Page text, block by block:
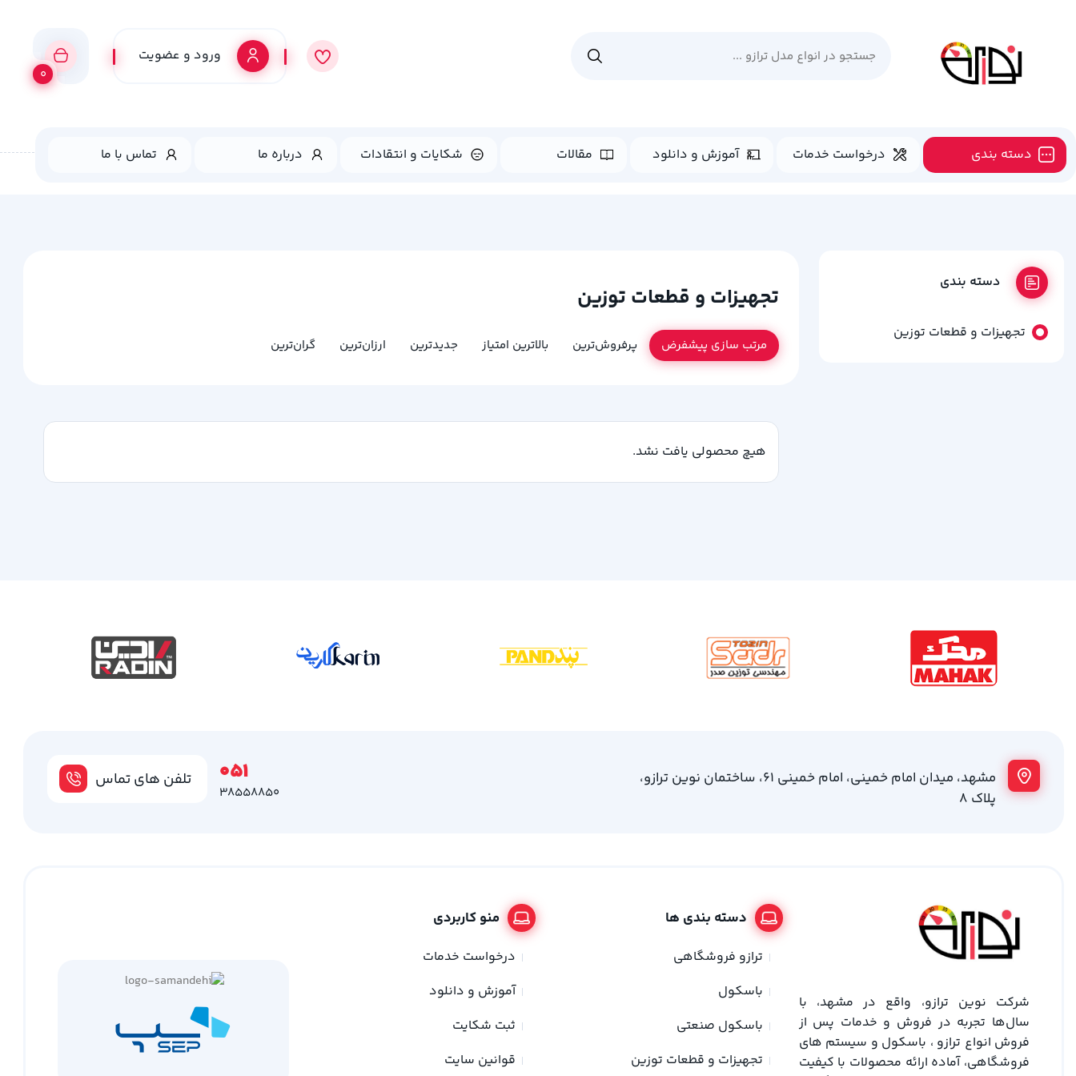
ورود و عضویت
0
دسته بندی درخواست خدمات آموزش و دانلود مقالات شکایات و انتقادات درباره ما تماس با ما
دسته بندی
تجهیزات و قطعات توزین
تجهیزات و قطعات توزین
مرتب سازی پیشفرض پرفروش‌ترین بالاترین امتیاز جدیدترین ارزان‌ترین گران‌ترین
هیچ محصولی یافت نشد.
مشهد، میدان امام خمینی، امام خمینی 61، ساختمان نوین ترازو،
پلاک 8
تلفن های تماس 051
38558850
شرکت نوین ترازو، واقع در مشهد، با
سال‌ها تجربه در فروش و خدمات پس از
فروش انواع ترازو ، باسکول و سیستم های
فروشگاهی، آماده ارائه محصولات با کیفیت
دسته بندی ها
ترازو فروشگاهی
باسکول
باسکول صنعتی
تجهیزات و قطعات توزین
منو کاربردی
درخواست خدمات
آموزش و دانلود
ثبت شکایت
قوانین سایت